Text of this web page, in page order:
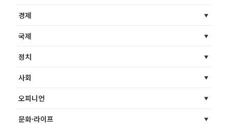
경제
국제
정치
사회
오피니언
문화·라이프